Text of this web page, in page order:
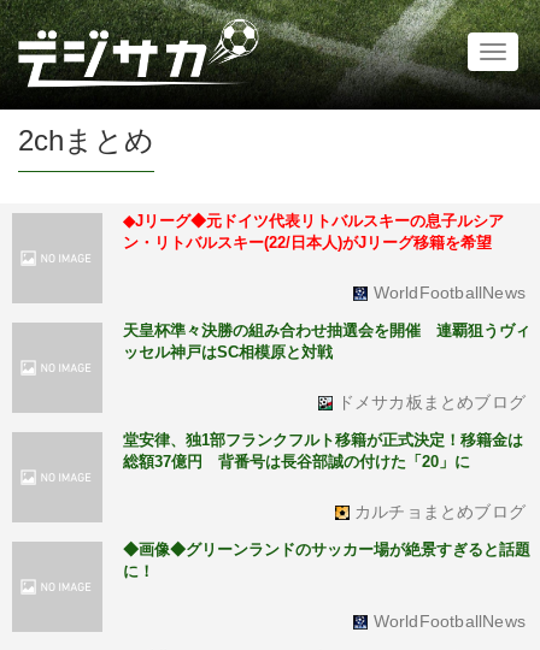
2chまとめ
◆Jリーグ◆元ドイツ代表リトバルスキーの息子ルシア
ン・リトバルスキー(22/日本人)がJリーグ移籍を希望
WorldFootballNews
天皇杯準々決勝の組み合わせ抽選会を開催 連覇狙うヴィ
ッセル神戸はSC相模原と対戦
ドメサカ板まとめブログ
堂安律、独1部フランクフルト移籍が正式決定！移籍金は
総額37億円 背番号は長谷部誠の付けた「20」に
カルチョまとめブログ
◆画像◆グリーンランドのサッカー場が絶景すぎると話題
に！
WorldFootballNews